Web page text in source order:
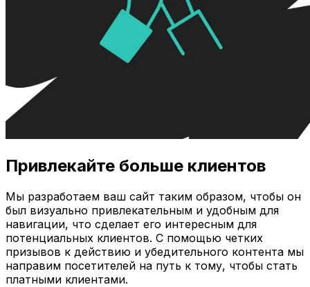
Привлекайте больше клиентов
Мы разработаем ваш сайт таким образом, чтобы он
был визуально привлекательным и удобным для
навигации, что сделает его интересным для
потенциальных клиентов. С помощью четких
призывов к действию и убедительного контента мы
направим посетителей на путь к тому, чтобы стать
платными клиентами.